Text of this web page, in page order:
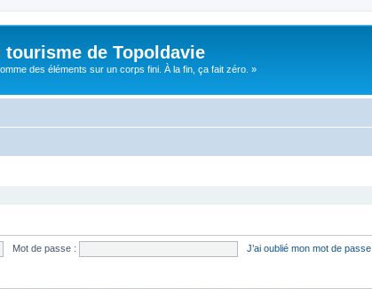
tourisme de Topoldavie
des éléments sur un corps fini. À la fin, ça fait zéro. »
Mot de passe : J’ai oublié mon mot de passe